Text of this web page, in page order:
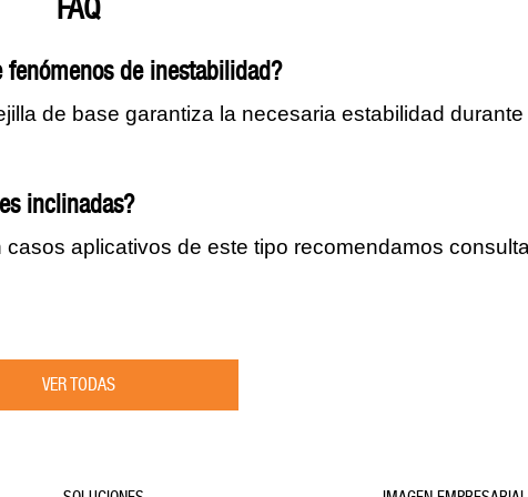
FAQ
de inestabilidad?
de base garantiza la necesaria estabilidad durante
inclinadas?
aplicativos de este tipo recomendamos
VER TODAS